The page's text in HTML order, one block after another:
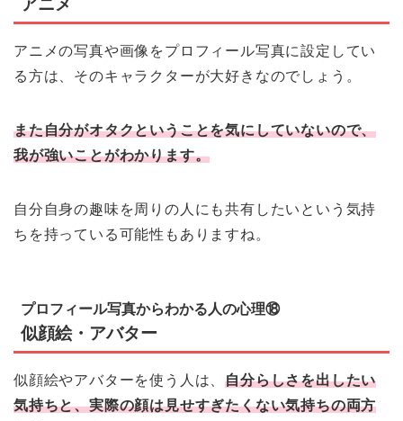
アニメ
アニメの写真や画像をプロフィール写真に設定してい
る方は、そのキャラクターが大好きなのでしょう。
また自分がオタクということを気にしていないので、
我が強いことがわかります。
自分自身の趣味を周りの人にも共有したいという気持
ちを持っている可能性もありますね。
プロフィール写真からわかる人の心理⑱
似顔絵・アバター
似顔絵やアバターを使う人は、自分らしさを出したい
気持ちと、実際の顔は見せすぎたくない気持ちの両方